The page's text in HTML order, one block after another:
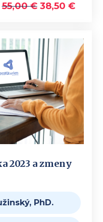
55,00€ 38,50 €
2023 a zmeny
PhD.